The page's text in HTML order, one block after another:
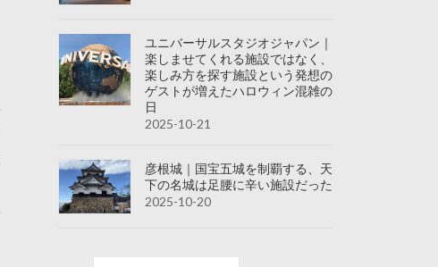
ユニバーサルスタジオジャパン｜
楽しませてくれる施設ではなく、
楽しみ方を探す施設という発想の
ゲストが増えたハロウィン混雑の
日
2025-10-21
彦根城｜国宝五城を制覇する、天
下の名城は足腰に辛い施設だった
2025-10-20